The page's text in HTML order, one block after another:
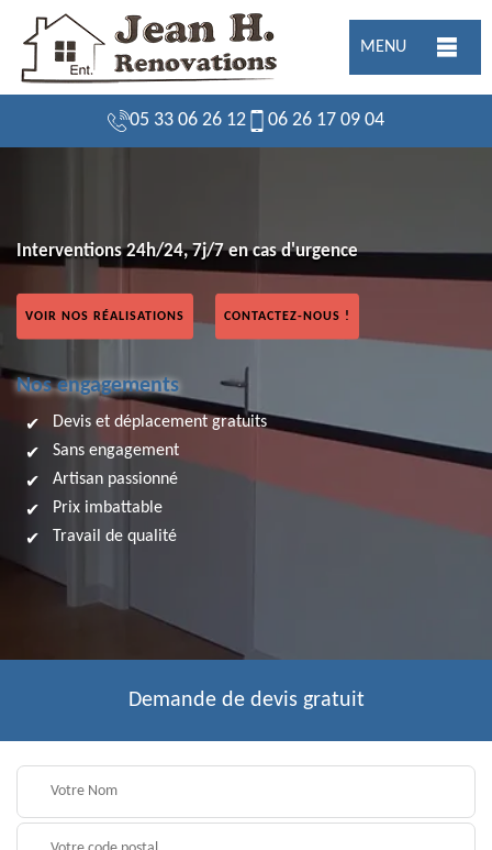
MENU
05 33 06 26 12 06 26 17 09 04
Interventions 24h/24, 7j/7 en cas d'urgence
VOIR NOS RÉALISATIONS CONTACTEZ-NOUS !
Nos engagements
Devis et déplacement gratuits
Sans engagement
Artisan passionné
Prix imbattable
Travail de qualité
Demande de devis gratuit